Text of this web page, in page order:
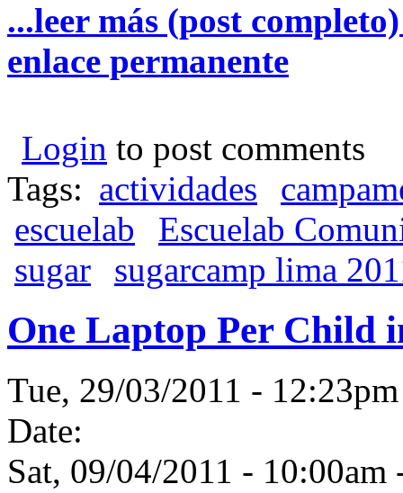
...leer más (post
enlace permanente
Login to post comments
Tags: actividades
escuelab
Escuelab
sugar
sugarcamp lima
One Laptop Per Child
Tue, 29/03/2011 -
Date:
Sat, 09/04/2011 - 10:00am